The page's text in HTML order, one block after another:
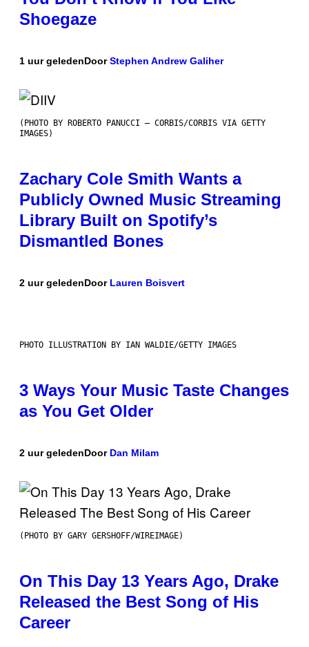
Shoegaze
1 uur geledenDoorStephen Andrew Galiher
(PHOTO BY ROBERTO PANUCCI – CORBIS/CORBIS VIA GETTY
IMAGES)
Zachary Cole Smith Wants a
Publicly Owned Music Streaming
Library Built on Spotify’s
Dismantled Bones
2 uur geledenDoor Lauren Boisvert
PHOTO ILLUSTRATION BY IAN WALDIE/GETTY IMAGES
3 Ways Your Music Taste Changes
as You Get Older
2 uur geledenDoor Dan Milam
(PHOTO BY GARY GERSHOFF/WIREIMAGE)
On This Day 13 Years Ago, Drake
Released the Best Song of His
Career